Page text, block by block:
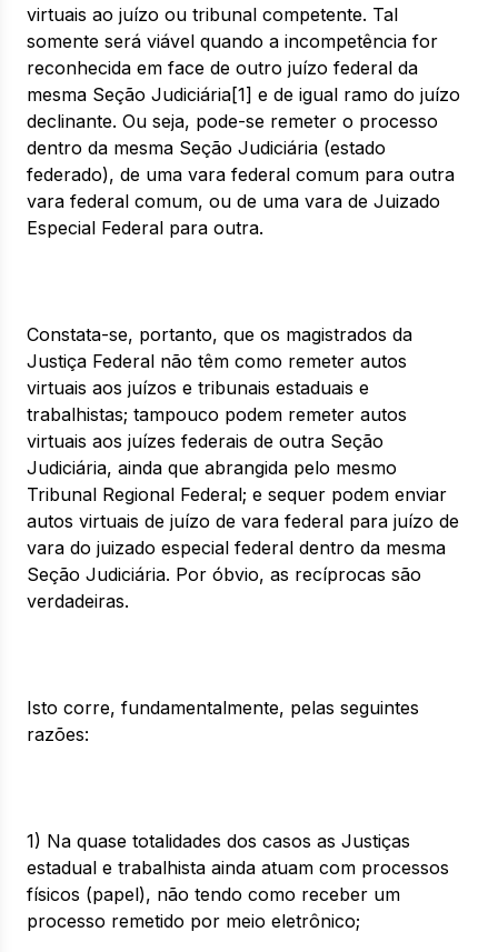
virtuais ao juízo ou tribunal competente. Tal
somente será viável quando a incompetência for
reconhecida em face de outro juízo federal da
mesma Seção Judiciária[1] e de igual ramo do juízo
declinante. Ou seja, pode-se remeter o processo
dentro da mesma Seção Judiciária (estado
federado), de uma vara federal comum para outra
vara federal comum, ou de uma vara de Juizado
Especial Federal para outra.
Constata-se, portanto, que os magistrados da
Justiça Federal não têm como remeter autos
virtuais aos juízos e tribunais estaduais e
trabalhistas; tampouco podem remeter autos
virtuais aos juízes federais de outra Seção
Judiciária, ainda que abrangida pelo mesmo
Tribunal Regional Federal; e sequer podem enviar
autos virtuais de juízo de vara federal para juízo de
vara do juizado especial federal dentro da mesma
Seção Judiciária. Por óbvio, as recíprocas são
verdadeiras.
Isto corre, fundamentalmente, pelas seguintes
razões:
1) Na quase totalidades dos casos as Justiças
estadual e trabalhista ainda atuam com processos
físicos (papel), não tendo como receber um
processo remetido por meio eletrônico;